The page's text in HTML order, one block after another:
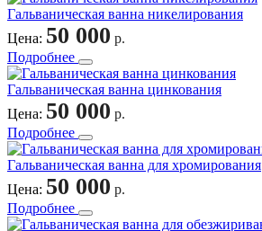
Гальваническая ванна никелирования
Цена: 50 000 р.
Подробнее
Гальваническая ванна цинкования
Цена: 50 000 р.
Подробнее
Гальваническая ванна для хромирования
Цена: 50 000 р.
Подробнее